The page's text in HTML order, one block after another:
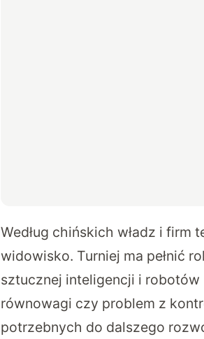
Według chińskich władz i
widowisko. Turniej ma pełnić
sztucznej inteligencji i
równowagi czy problem z
potrzebnych do dalszego